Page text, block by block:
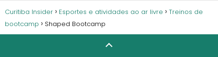
Curitiba Insider Esportes e atividades ao ar livre
Treinos de
bootcamp
Shaped Bootcamp